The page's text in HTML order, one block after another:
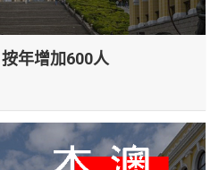
年增加600人